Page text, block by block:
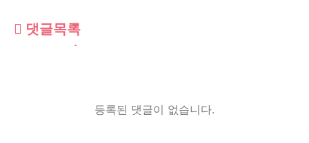
댓글목록
등록된 댓글이 없습니다.